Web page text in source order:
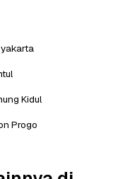
Kidul
Progo